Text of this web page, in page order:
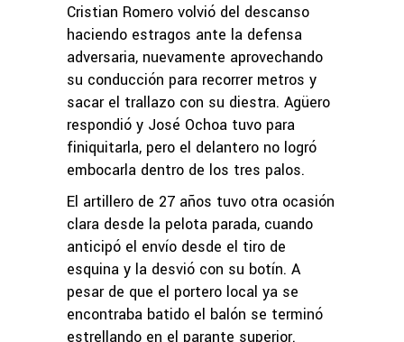
Cristian Romero volvió del descanso
haciendo estragos ante la defensa
adversaria, nuevamente aprovechando
su conducción para recorrer metros y
sacar el trallazo con su diestra. Agüero
respondió y José Ochoa tuvo para
finiquitarla, pero el delantero no logró
embocarla dentro de los tres palos.
El artillero de 27 años tuvo otra ocasión
clara desde la pelota parada, cuando
anticipó el envío desde el tiro de
esquina y la desvió con su botín. A
pesar de que el portero local ya se
encontraba batido el balón se terminó
estrellando en el parante superior.